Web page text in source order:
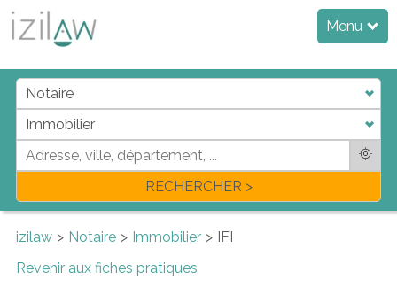
Menu
RECHERCHER >
izilaw Notaire Immobilier
IFI
Revenir aux fiches pratiques